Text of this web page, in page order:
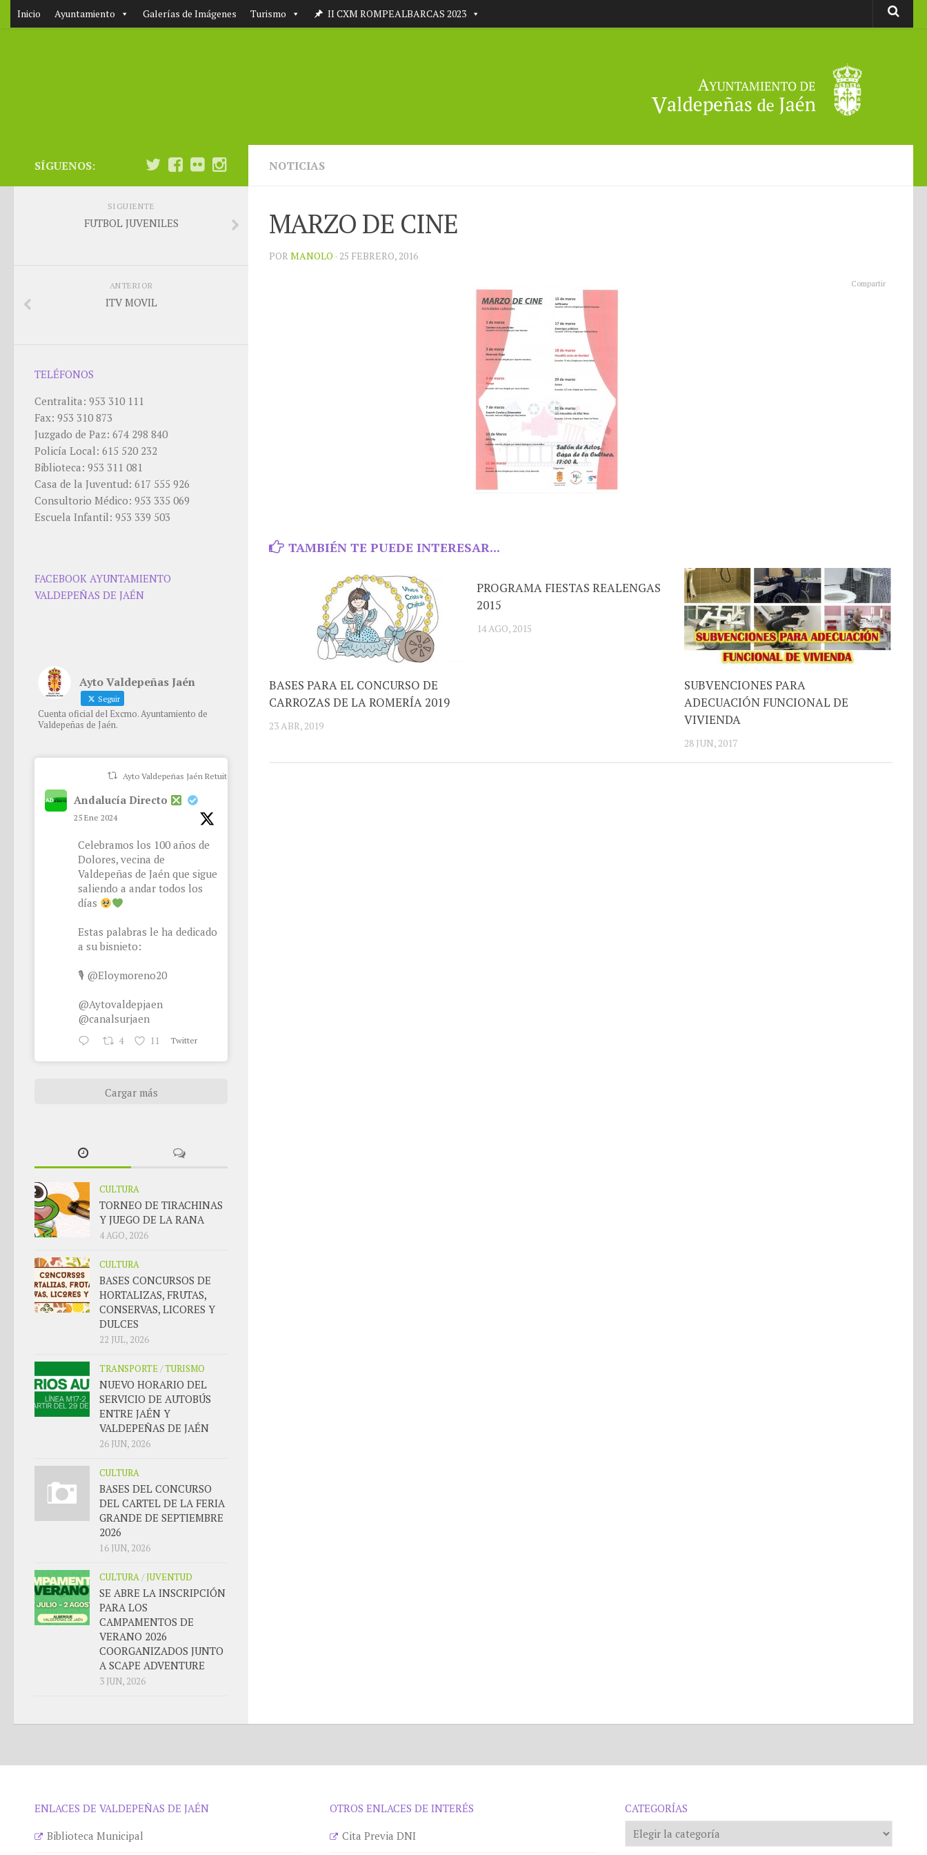
Inicio Ayuntamiento Galerías de Imágenes Turismo II CXM ROMPEALBARCAS 2023
NOTICIAS
MARZO DE CINE
POR MANOLO · 25 FEBRERO, 2016
Compartir
TAMBIÉN TE PUEDE INTERESAR...
BASES PARA EL CONCURSO DE
CARROZAS DE LA ROMERÍA 2019
23 ABR, 2019
PROGRAMA FIESTAS REALENGAS
2015
14 AGO, 2015
SUBVENCIONES PARA
ADECUACIÓN FUNCIONAL DE
VIVIENDA
28 JUN, 2017
SÍGUENOS:
SIGUIENTE
FUTBOL JUVENILES
ANTERIOR
ITV MOVIL
TELÉFONOS
Centralita: 953 310 111
Fax: 953 310 873
Juzgado de Paz: 674 298 840
Policía Local: 615 520 232
Biblioteca: 953 311 081
Casa de la Juventud: 617 555 926
Consultorio Médico: 953 335 069
Escuela Infantil: 953 339 503
FACEBOOK AYUNTAMIENTO
VALDEPEÑAS DE JAÉN
Ayto Valdepeñas Jaén
Seguir
Cuenta oficial del Excmo. Ayuntamiento de
Valdepeñas de Jaén.
Ayto Valdepeñas Jaén Retuiteado
Andalucía Directo
25 Ene 2024
Celebramos los 100 años de
Dolores, vecina de
Valdepeñas de Jaén que sigue
saliendo a andar todos los
días
Estas palabras le ha dedicado
a su bisnieto:
🎙 @Eloymoreno20
@Aytovaldepjaen
@canalsurjaen
4 11 Twitter
Cargar más
CULTURA
TORNEO DE TIRACHINAS
Y JUEGO DE LA RANA
4 AGO, 2026
CULTURA
BASES CONCURSOS DE
HORTALIZAS, FRUTAS,
CONSERVAS, LICORES Y
DULCES
22 JUL, 2026
TRANSPORTE/TURISMO
NUEVO HORARIO DEL
SERVICIO DE AUTOBÚS
ENTRE JAÉN Y
VALDEPEÑAS DE JAÉN
26 JUN, 2026
CULTURA
BASES DEL CONCURSO
DEL CARTEL DE LA FERIA
GRANDE DE SEPTIEMBRE
2026
16 JUN, 2026
CULTURA/JUVENTUD
SE ABRE LA INSCRIPCIÓN
PARA LOS
CAMPAMENTOS DE
VERANO 2026
COORGANIZADOS JUNTO
A SCAPE ADVENTURE
3 JUN, 2026
ENLACES DE VALDEPEÑAS DE JAÉN
Biblioteca Municipal
OTROS ENLACES DE INTERÉS
Cita Previa DNI
CATEGORÍAS
Categorías